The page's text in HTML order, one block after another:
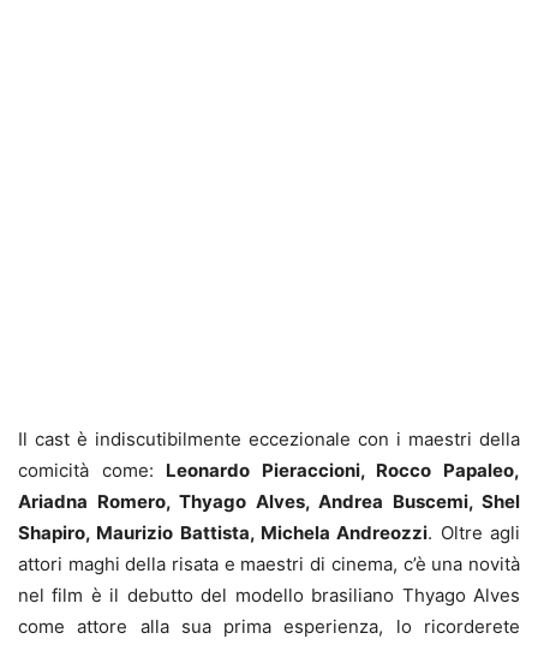
Il cast è indiscutibilmente eccezionale con i maestri della
comicità come: Leonardo Pieraccioni, Rocco Papaleo,
Ariadna Romero, Thyago Alves, Andrea Buscemi, Shel
Shapiro, Maurizio Battista, Michela Andreozzi. Oltre agli
attori maghi della risata e maestri di cinema, c’è una novità
nel film è il debutto del modello brasiliano Thyago Alves
come attore alla sua prima esperienza, lo ricorderete